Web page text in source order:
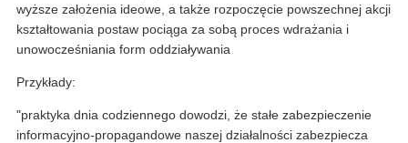
wyższe założenia ideowe, a także rozpoczęcie powszechnej akcji
kształtowania postaw pociąga za sobą proces wdrażania i
unowocześniania form oddziaływania
Przykłady:
"praktyka dnia codziennego dowodzi, że stałe zabezpieczenie
informacyjno-propagandowe naszej działalności zabezpiecza